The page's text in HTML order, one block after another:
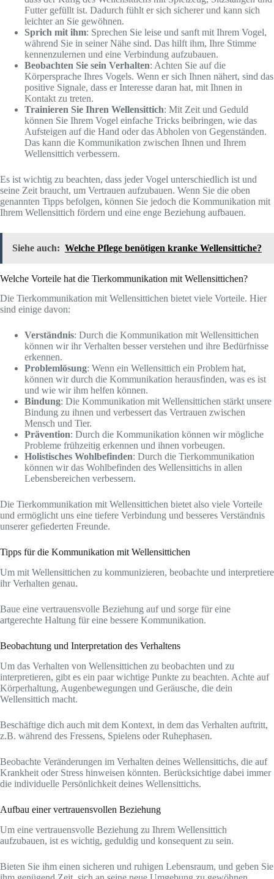
Futter gefüllt ist. Dadurch fühlt er sich sicherer und kann sich
leichter an Sie gewöhnen.
Sprich mit ihm: Sprechen Sie leise und sanft mit Ihrem Vogel,
während Sie in seiner Nähe sind. Das hilft ihm, Ihre Stimme
kennenzulernen und eine Verbindung aufzubauen.
Beobachten Sie sein Verhalten: Achten Sie auf die
Körpersprache Ihres Vogels. Wenn er sich Ihnen nähert, sind das
positive Signale, dass er Interesse daran hat, mit Ihnen in
Kontakt zu treten.
Trainieren Sie Ihren Wellensittich: Mit Zeit und Geduld
können Sie Ihrem Vogel einfache Tricks beibringen, wie das
Aufsteigen auf die Hand oder das Abholen von Gegenständen.
Das kann die Kommunikation zwischen Ihnen und Ihrem
Wellensittich verbessern.
Es ist wichtig zu beachten, dass jeder Vogel unterschiedlich ist und
seine Zeit braucht, um Vertrauen aufzubauen. Wenn Sie die oben
genannten Tipps befolgen, können Sie jedoch die Kommunikation mit
Ihrem Wellensittich fördern und eine enge Beziehung aufbauen.
Siehe auch: Welche Pflege benötigen kranke Wellensittiche?
Welche Vorteile hat die Tierkommunikation mit Wellensittichen?
Die Tierkommunikation mit Wellensittichen bietet viele Vorteile. Hier
sind einige davon:
Verständnis: Durch die Kommunikation mit Wellensittichen
können wir ihr Verhalten besser verstehen und ihre Bedürfnisse
erkennen.
Problemlösung: Wenn ein Wellensittich ein Problem hat,
können wir durch die Kommunikation herausfinden, was es ist
und wie wir ihm helfen können.
Bindung: Die Kommunikation mit Wellensittichen stärkt unsere
Bindung zu ihnen und verbessert das Vertrauen zwischen
Mensch und Tier.
Prävention: Durch die Kommunikation können wir mögliche
Probleme frühzeitig erkennen und ihnen vorbeugen.
Holistisches Wohlbefinden: Durch die Tierkommunikation
können wir das Wohlbefinden des Wellensittichs in allen
Lebensbereichen verbessern.
Die Tierkommunikation mit Wellensittichen bietet also viele Vorteile
und ermöglicht uns eine tiefere Verbindung und besseres Verständnis
unserer gefiederten Freunde.
Tipps für die Kommunikation mit Wellensittichen
Um mit Wellensittichen zu kommunizieren, beobachte und interpretiere
ihr Verhalten genau.
Baue eine vertrauensvolle Beziehung auf und sorge für eine
artgerechte Haltung für eine bessere Kommunikation.
Beobachtung und Interpretation des Verhaltens
Um das Verhalten von Wellensittichen zu beobachten und zu
interpretieren, gibt es ein paar wichtige Punkte zu beachten. Achte auf
Körperhaltung, Augenbewegungen und Geräusche, die dein
Wellensittich macht.
Beschäftige dich auch mit dem Kontext, in dem das Verhalten auftritt,
z.B. während des Fressens, Spielens oder Ruhephasen.
Beobachte Veränderungen im Verhalten deines Wellensittichs, die auf
Krankheit oder Stress hinweisen könnten. Berücksichtige dabei immer
die individuelle Persönlichkeit deines Wellensittichs.
Aufbau einer vertrauensvollen Beziehung
Um eine vertrauensvolle Beziehung zu Ihrem Wellensittich
aufzubauen, ist es wichtig, geduldig und konsequent zu sein.
Bieten Sie ihm einen sicheren und ruhigen Lebensraum, und geben Sie